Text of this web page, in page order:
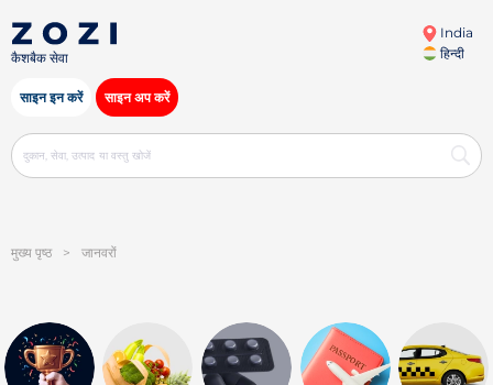
कैशबैक सेवा
India
हिन्दी
साइन इन करें साइन अप करें
मुख्य पृष्ठ > जानवरों